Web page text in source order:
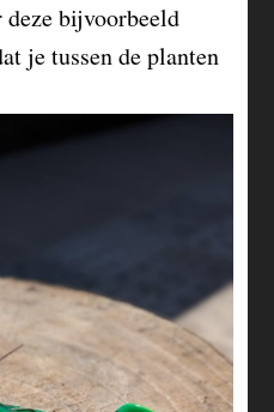
bijvoorbeeld
je tussen de planten